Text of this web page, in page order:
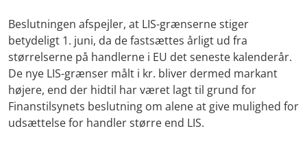
Beslutningen afspejler, at LIS-grænserne stiger
betydeligt 1. juni, da de fastsættes årligt ud fra
størrelserne på handlerne i EU det seneste kalenderår.
De nye LIS-grænser målt i kr. bliver dermed markant
højere, end der hidtil har været lagt til grund for
Finanstilsynets beslutning om alene at give mulighed for
udsættelse for handler større end LIS.